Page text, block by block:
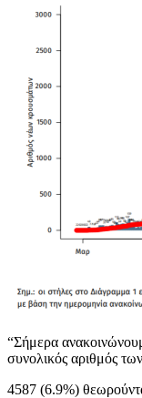
“Σήμερα
συνολικός αριθμός
4587 (6.9%)